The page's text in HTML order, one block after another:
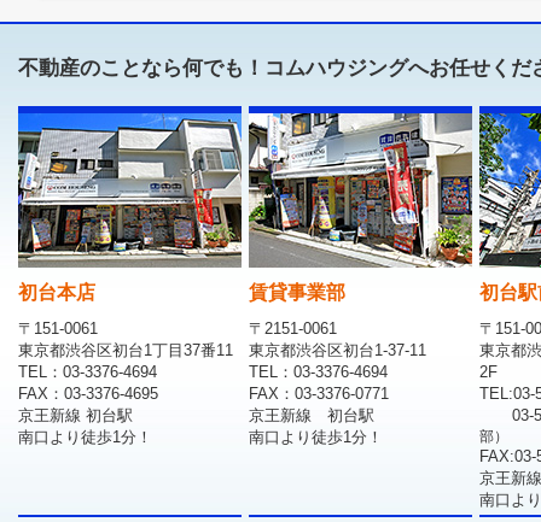
不動産のことなら何でも！コムハウジングへお任せくだ
初台本店
〒151-0061
東京都渋谷区初台1丁目37番11
TEL：03-3376-4694
FAX：03-3376-4695
京王新線 初台駅
南口より徒歩1分！
賃貸事業部
〒2151-0061
東京都渋谷区初台1-37-11
TEL：03-3376-4694
FAX：03-3376-0771
京王新線 初台駅
南口より徒歩1分！
初台
〒151-
東京都
2F
TEL:03-
03-
部）
FAX:03-
京王新
南口よ